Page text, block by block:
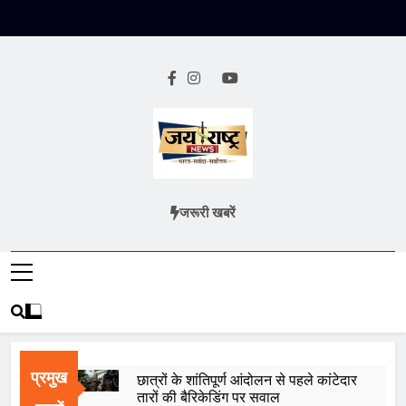
Jai Rashtra
हिंदी समाचार
जरूरी खबरें
प्रमुख
छात्रों के शांतिपूर्ण आंदोलन से पहले कांटेदार
तारों की बैरिकेडिंग पर सवाल